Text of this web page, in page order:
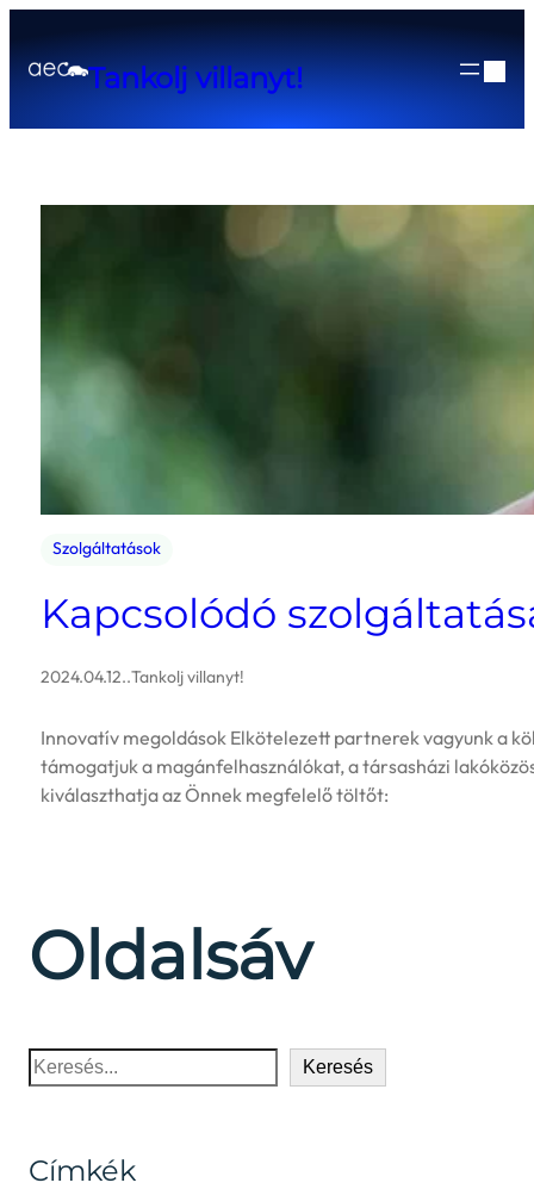
Tankolj villanyt!
Szolgáltatások
Kapcsolódó
2024.04.12..Tankolj villanyt!
Innovatív megoldások Elkötelezett partnerek vagyunk a
támogatjuk a magánfelhasználókat, a társasházi
kiválaszthatja az Önnek megfelelő töltőt:
Oldalsáv
Keresés
Címkék